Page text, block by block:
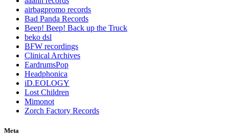
airbagpromo records
Bad Panda Records
Beep! Beep! Back up the Truck
beko dsl
BFW recordings
Clinical Archives
EardrumsPop
Headphonica
iD.EOLOGY
Lost Children
Mimonot
Zorch Factory Records
Meta